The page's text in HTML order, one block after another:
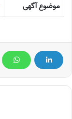
موضوع آگهی